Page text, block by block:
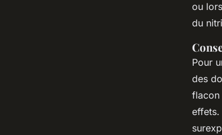
ou
du
Pour
des
flacon
effets.